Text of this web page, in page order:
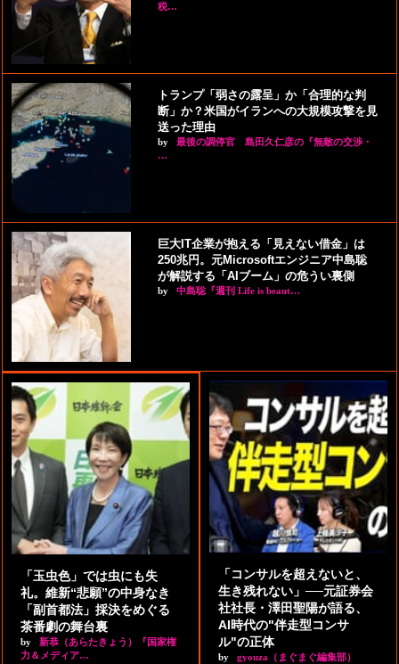
税…
トランプ「弱さの露呈」か「合理的な判
断」か？米国がイランへの大規模攻撃を見
送った理由
by
最後の調停官 島田久仁彦の『無敵の交渉・
…
巨大IT企業が抱える「見えない借金」は
250兆円。元Microsoftエンジニア中島聡
が解説する「AIブーム」の危うい裏側
by 中島聡『週刊 Life is beaut…
「玉虫色」では虫にも失
礼。維新“悲願”の中身なき
「副首都法」採決をめぐる
茶番劇の舞台裏
by
新恭（あらたきょう）『国家権
力＆メディア…
「コンサルを超えないと、
生き残れない」──元証券会
社社長・澤田聖陽が語る、
AI時代の"伴走型コンサ
ル"の正体
by gyouza（まぐまぐ編集部）